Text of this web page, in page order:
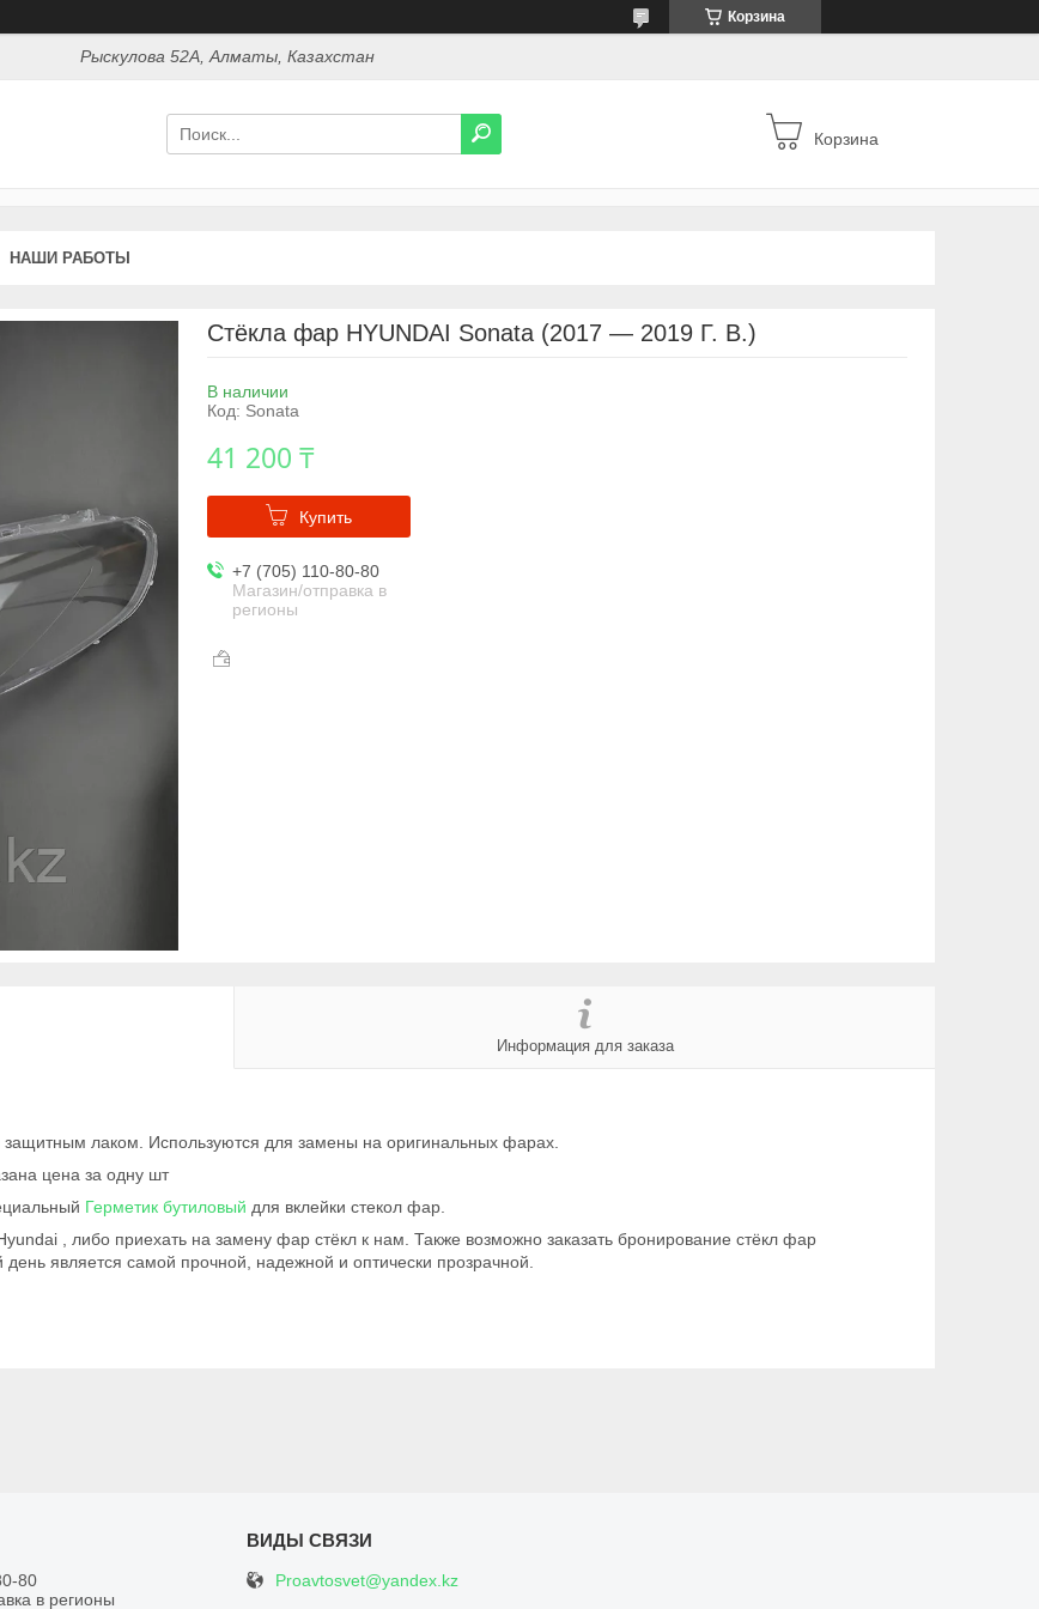
Корзина
Рыскулова 52А, Алматы, Казахстан
Корзина
НАШИ РАБОТЫ
Стёкла фар HYUNDAI Sonata (2017 — 2019 Г. В.)
В наличии
Код: Sonata
41 200 ₸
Купить
+7 (705) 110-80-80
Магазин/отправка в
регионы
Информация для заказа
защитным лаком. Используются для замены на оригинальных фарах.
цена за одну шт
Герметик бутиловый для вклейки стекол фар.
, либо приехать на замену фар стёкл к нам. Также возможно заказать бронирование стёкл фар
является самой прочной, надежной и оптически прозрачной.
80
в регионы
Proavtosvet@yandex.kz